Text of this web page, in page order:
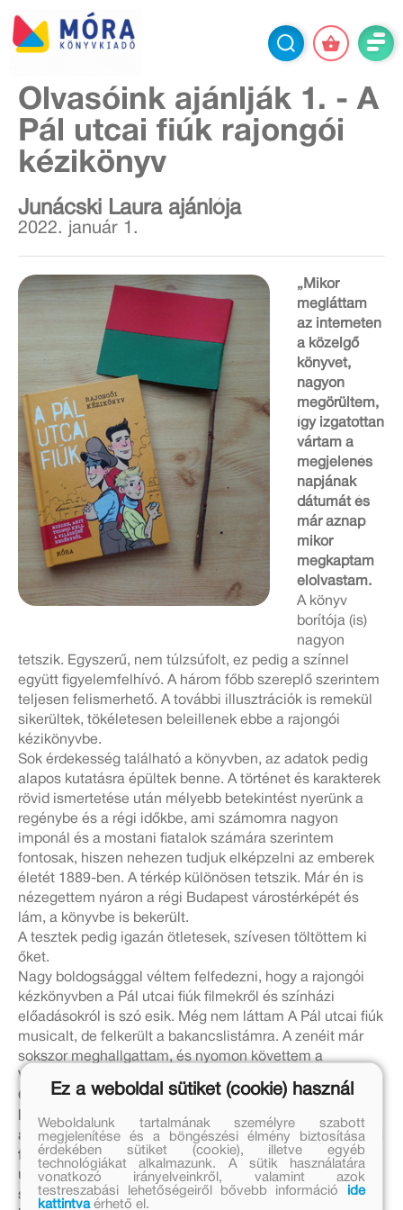
Olvasóink ajánlják 1. - A
Pál utcai fiúk rajongói
kézikönyv
Junácski Laura ajánlója
2022. január 1.
„Mikor
megláttam
az interneten
a közelgő
könyvet,
nagyon
megörültem,
így izgatottan
vártam a
megjelenés
napjának
dátumát és
már aznap
mikor
megkaptam
elolvastam.
A könyv
borítója (is)
nagyon
tetszik. Egyszerű, nem túlzsúfolt, ez pedig a színnel
együtt figyelemfelhívó. A három főbb szereplő szerintem
teljesen felismerhető. A további illusztrációk is remekül
sikerültek, tökéletesen beleillenek ebbe a rajongói
kézikönyvbe.
Sok érdekesség található a könyvben, az adatok pedig
alapos kutatásra épültek benne. A történet és karakterek
rövid ismertetése után mélyebb betekintést nyerünk a
regénybe és a régi időkbe, ami számomra nagyon
imponál és a mostani fiatalok számára szerintem
fontosak, hiszen nehezen tudjuk elképzelni az emberek
életét 1889-ben. A térkép különösen tetszik. Már én is
nézegettem nyáron a régi Budapest várostérképét és
lám, a könyvbe is bekerült.
A tesztek pedig igazán ötletesek, szívesen töltöttem ki
őket.
Nagy boldogsággal véltem felfedezni, hogy a rajongói
kézkönyvben a Pál utcai fiúk filmekről és színházi
előadásokról is szó esik. Még nem láttam A Pál utcai fiúk
musicalt, de felkerült a bakancslistámra. A zenéit már
sokszor meghallgattam, és nyomon követtem a
Vígszínház 300. PUF előadást is.
Összefoglalva, szerintem jó ötlet volt ez a rajongói
kézikönyv. A regény háttértörténete is elengedhetetlen,
anélkül nem érthetjük meg a Vörösingesek és a Pál utcai
fiúk tetteit, hogy miért volt annyira jelentős hely a Pál
utcaiaknak a Grund, vagy hogy miért érzete magát
szégyenben NEMECSEK ERNŐ, amiért kisbetűvel írták
Ez a weboldal sütiket (cookie) használ
Weboldalunk tartalmának személyre szabott
megjelenítése és a böngészési élmény biztosítása
érdekében sütiket (cookie), illetve egyéb
technológiákat alkalmazunk. A sütik használatára
vonatkozó irányelveinkről, valamint azok
testreszabási lehetőségeiről bővebb információ
ide
kattintvaérhető el.